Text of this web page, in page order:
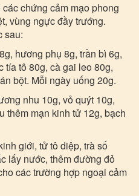
các chứng cảm mạo phong
vùng ngực đầy trướng.
sau:
hương phụ 8g, trần bì 6g,
tía tô 80g, cà gai leo 80g,
bột. Mỗi ngày uống 20g.
nhu 10g, vỏ quýt 10g,
thêm mạn kinh tử 12g, bạch
giới, tử tô diệp, trà số
lấy nước, thêm đường đỏ
các trường hợp ngoại cảm